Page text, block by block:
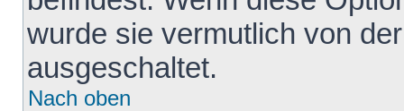
wurde sie vermutlich von
ausgeschaltet.
Nach oben